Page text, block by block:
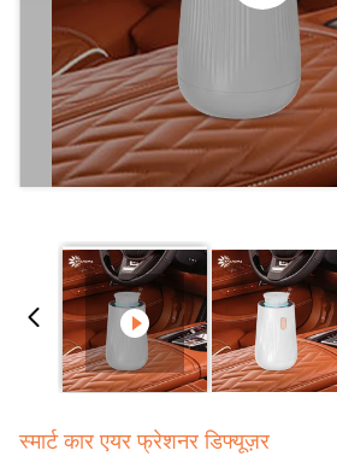
स्मार्ट कार एयर फ्रेशनर डिफ्यूज़र